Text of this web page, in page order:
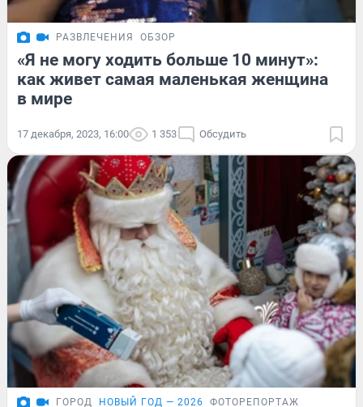
РАЗВЛЕЧЕНИЯ ОБЗОР
«Я не могу ходить больше 10 минут»:
как живет самая маленькая женщина
в мире
17 декабря, 2023, 16:00 1 353 Обсудить
ГОРОД НОВЫЙ ГОД — 2026 ФОТОРЕПОРТАЖ